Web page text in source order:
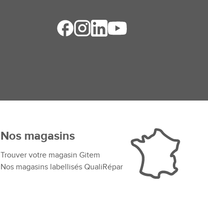
Nos magasins
Trouver votre magasin Gitem
Nos magasins labellisés QualiRépar